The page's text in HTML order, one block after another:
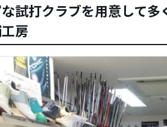
試打クラブを用意して
房